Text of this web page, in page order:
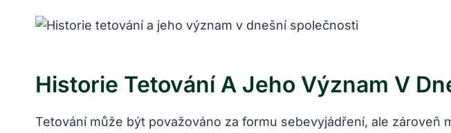
Historie Tetování A Jeho Význam V
Tetování může být považováno za formu sebevyjádření, ale zároveň